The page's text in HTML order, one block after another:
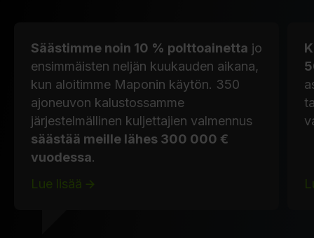
Säästimme noin 10 % polttoainetta jo
ensimmäisten neljän kuukauden aikana,
kun aloitimme Maponin käytön. 350
ajoneuvon kalustossamme
järjestelmällinen kuljettajien valmennus
säästää meille lähes 300 000 €
vuodessa.
Lue lisää